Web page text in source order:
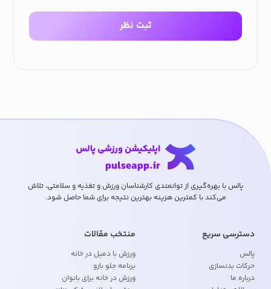
ثبت نظر
پالس با بهره‌گیری از توانمندی کارشناسان ورزش و تغذیه و سلامتی، تلاش
می‌کند با کمترین هزینه بهترین نتیجه برای شما حاصل شود.
دسترسی سریع
پالس
حرکات بدنسازی
درباره ما
منتخب مقالات
ورزش با دمبل در خانه
برنامه جلو بازو
ورزش در خانه برای بانوان